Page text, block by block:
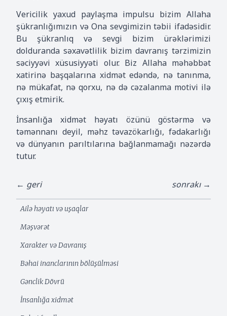
Vericilik yaxud paylaşma impulsu bizim Allaha
şükranlığımızın və Ona sevgimizin təbii ifadəsidir.
Bu şükranlıq və sevgi bizim ürəklərimizi
dolduranda səxavətlilik bizim davranış tərzimizin
səciyyəvi xüsusiyyəti olur. Biz Allaha məhəbbət
xatirinə başqalarına xidmət edəndə, nə tanınma,
nə mükafat, nə qorxu, nə də cəzalanma motivi ilə
çıxış etmirik.
İnsanlığa xidmət həyatı özünü göstərmə və
təmənnanı deyil, məhz təvazökarlığı, fədakarlığı
və dünyanın parıltılarına bağlanmamağı nəzərdə
tutur.
← geri sonrakı →
Ailə həyatı və uşaqlar
Məşvərət
Xarakter və Davranış
Bəhai inanclarının bölüşülməsi
Gənclik Dövrü
İnsanlığa xidmət